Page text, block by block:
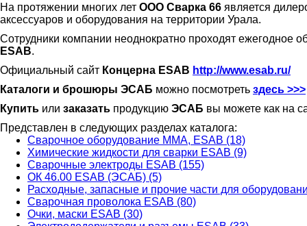
На протяжении многих лет ООО Сварка 66 является
аксессуаров и оборудования на территории Урала.
Сотрудники компании неоднократно проходят
ESAB.
Официальный сайт Концерна ESAB http://www.esab.ru/
Каталоги и брошюры ЭСАБ можно посмотреть здесь >>>
Купить или заказать продукцию ЭСАБ вы можете как на
Представлен в следующих разделах каталога:
Сварочное оборудование ММА, ESAB (18)
Химические жидкости для сварки ESAB (9)
Сварочные электроды ESAB (155)
ОК 46.00 ESAB (ЭСАБ) (5)
Расходные, запасные и прочие части для
Сварочная проволока ESAB (80)
Очки, маски ESAB (30)